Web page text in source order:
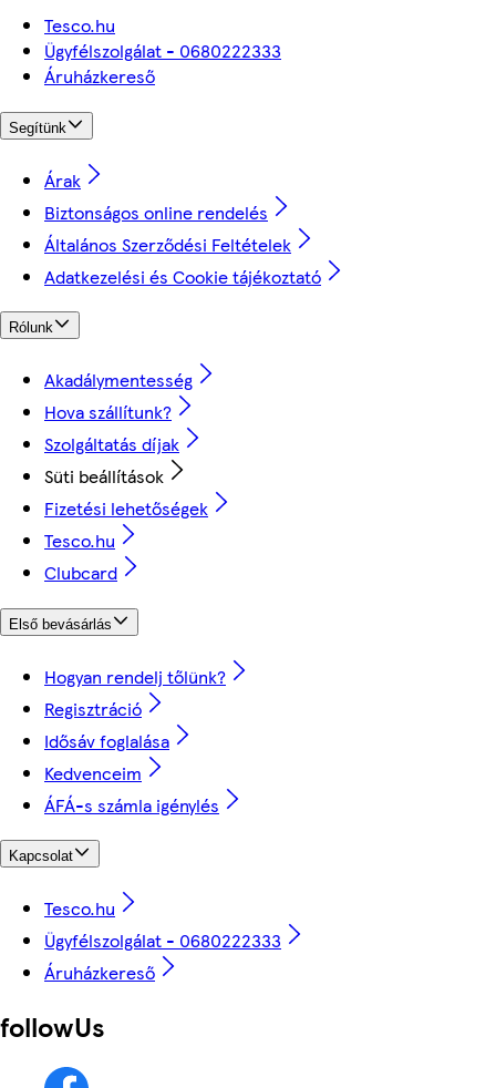
Tesco.hu
Ügyfélszolgálat - 0680222333
Áruházkereső
Segítünk
Árak
Biztonságos online rendelés
Általános Szerződési Feltételek
Adatkezelési és Cookie tájékoztató
Rólunk
Akadálymentesség
Hova szállítunk?
Szolgáltatás díjak
Süti beállítások
Fizetési lehetőségek
Tesco.hu
Clubcard
Első bevásárlás
Hogyan rendelj tőlünk?
Regisztráció
Idősáv foglalása
Kedvenceim
ÁFÁ-s számla igénylés
Kapcsolat
Tesco.hu
Ügyfélszolgálat - 0680222333
Áruházkereső
followUs